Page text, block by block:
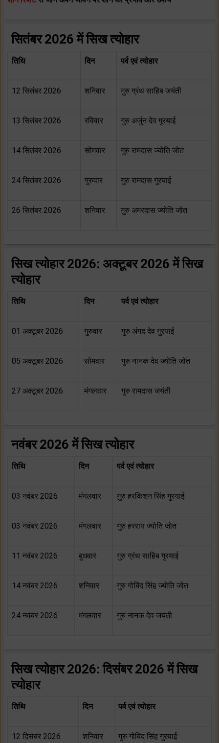
सितंबर 2026 में सिख त्योहार
तिथि दिन पर्व एवं त्योहार
12 सितंबर 2026 शनिवार गुरु ग्रंथ साहिब जयंती
13 सितंबर 2026 रविवार गुरु अर्जुन देव गुरयाई
14 सितंबर 2026 सोमवार गुरु रामदास ज्योति जोत
24 सितंबर 2026 गुरुवार गुरु रामदास गुरयाई
26 सितंबर 2026 शनिवार गुरु अमरदास ज्योति जोत
सिख त्योहार 2026: अक्टूबर 2026 में सिख
त्योहार
तिथि दिन पर्व एवं त्योहार
01 अक्टूबर 2026 गुरुवार गुरु अंगद देव गुरयाई
05 अक्टूबर 2026 सोमवार गुरु नानक देव ज्योति जोत
27 अक्टूबर 2026 मंगलवार गुरु रामदास जयंती
नवंबर 2026 में सिख त्योहार
तिथि दिन पर्व एवं त्योहार
03 नवंबर 2026 मंगलवार गुरु हरकिशन सिंह गुरयाई
03 नवंबर 2026 मंगलवार गुरु हरराय ज्योति जोत
11 नवंबर 2026 बुधवार गुरु ग्रंथ साहिब गुरयाई
14 नवंबर 2026 शनिवार गुरु गोबिंद सिंह ज्योति जोत
24 नवंबर 2026 मंगलवार गुरु नानक देव जयंती
सिख त्योहार 2026: दिसंबर 2026 में सिख
त्योहार
तिथि दिन पर्व एवं त्योहार
12 दिसंबर 2026 शनिवार गुरु गोबिंद सिंह गुरयाई